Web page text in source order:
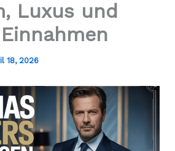
Luxus und
18, 2026